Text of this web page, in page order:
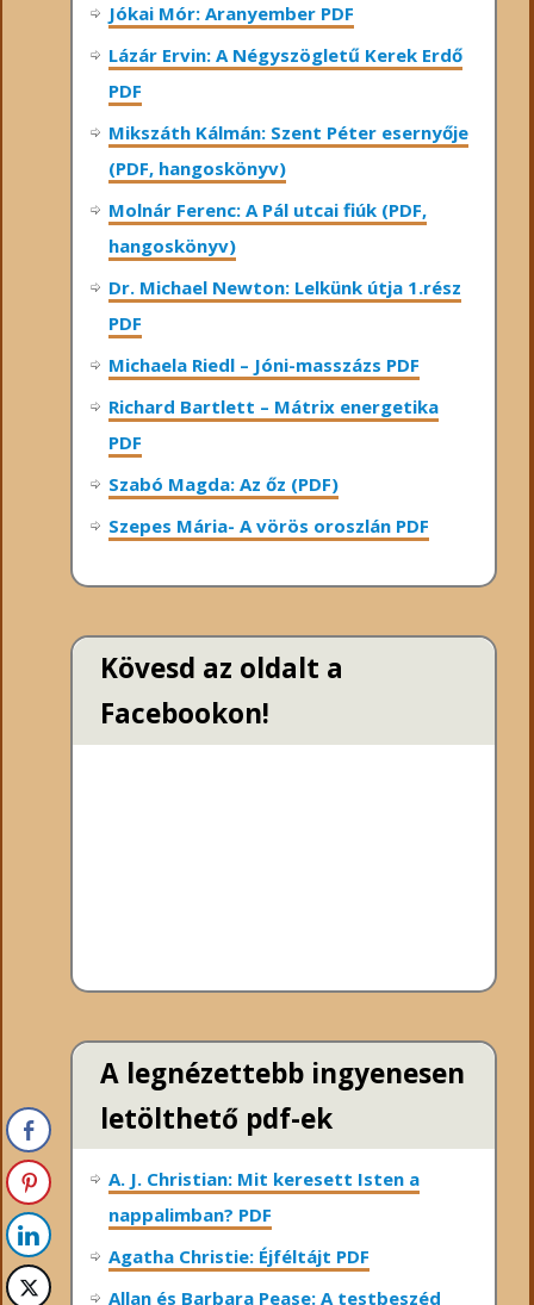
Jókai Mór: Aranyember PDF
Lázár Ervin: A Négyszögletű Kerek Erdő
PDF
Mikszáth Kálmán: Szent Péter esernyője
(PDF, hangoskönyv)
Molnár Ferenc: A Pál utcai fiúk (PDF,
hangoskönyv)
Dr. Michael Newton: Lelkünk útja 1.rész
PDF
Michaela Riedl – Jóni-masszázs PDF
Richard Bartlett – Mátrix energetika
PDF
Szabó Magda: Az őz (PDF)
Szepes Mária- A vörös oroszlán PDF
Kövesd az oldalt a
Facebookon!
A legnézettebb ingyenesen
letölthető pdf-ek
A. J. Christian: Mit keresett Isten a
nappalimban? PDF
Agatha Christie: Éjféltájt PDF
Allan és Barbara Pease: A testbeszéd